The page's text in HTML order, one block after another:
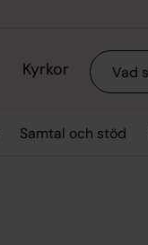
Kyrkor Sök
Samtal och stöd